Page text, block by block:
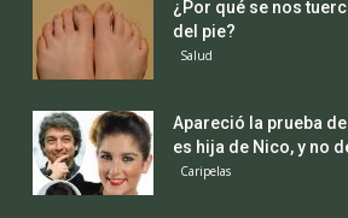
¿Por qué se nos
del pie?
Salud
Apareció la prueba
es hija de Nico, y no
Caripelas